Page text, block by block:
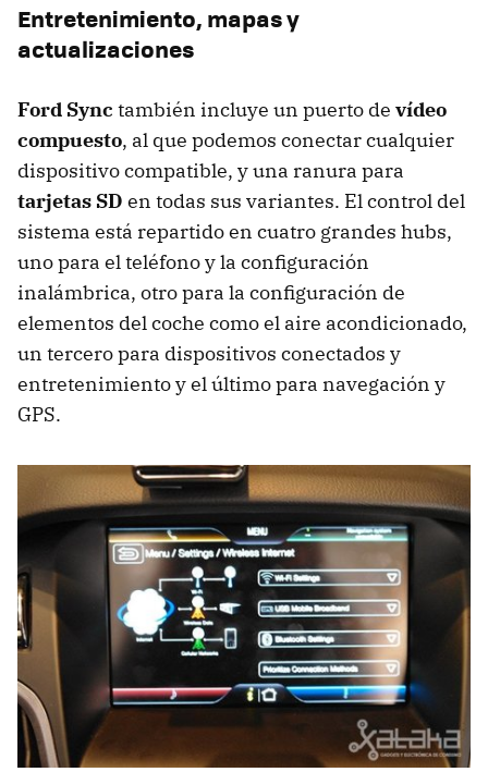
Entretenimiento, mapas y
actualizaciones
Ford Sync también incluye un puerto de vídeo
compuesto, al que podemos conectar cualquier
dispositivo compatible, y una ranura para
tarjetas SD en todas sus variantes. El control del
sistema está repartido en cuatro grandes hubs,
uno para el teléfono y la configuración
inalámbrica, otro para la configuración de
elementos del coche como el aire acondicionado,
un tercero para dispositivos conectados y
entretenimiento y el último para navegación y
GPS.